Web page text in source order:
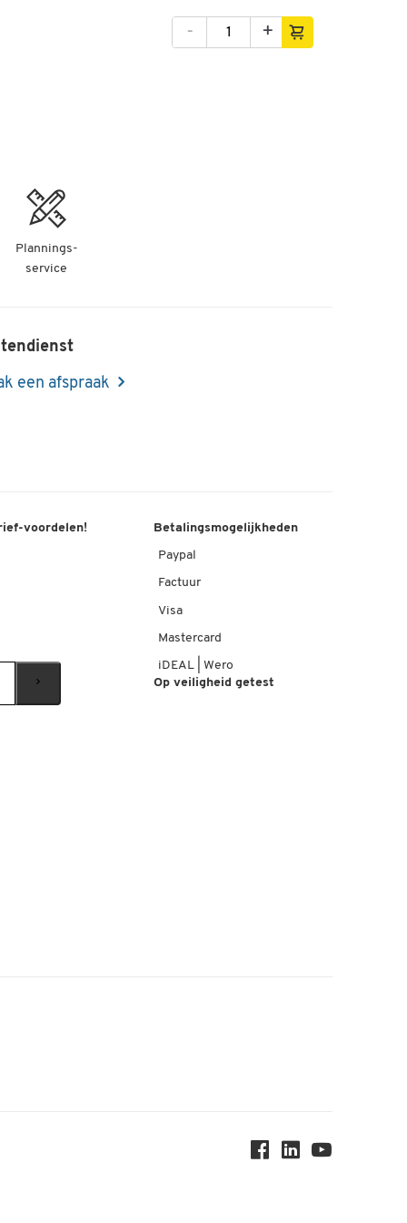
- +
Plannings-
service
een afspraak
voordelen! Betalingsmogelijkheden
Paypal
Factuur
Visa
Mastercard
iDEAL | Wero
Op veiligheid getest